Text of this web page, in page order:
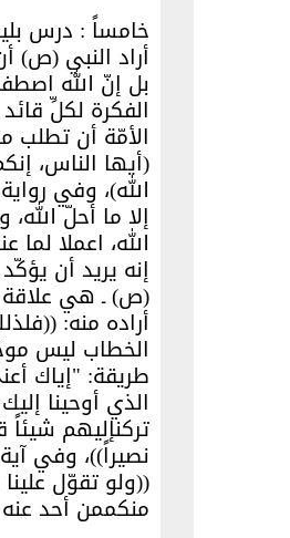
خامساً : درس
أراد النبي (ص)
بل إنّ الله
الفكرة لكلِّ
الأمّة أن
(أيها الناس،
الله)، وفي
إلا ما أحلّ
الله، اعملا
إنه يريد أن
(ص) ـ هي علاقة
أراده منه:
الخطاب ليس
طريقة: "إياك
الذي أوحينا
تركنإليهم
نصيراً))، وفي
((ولو تقوّل
منكممن أحد